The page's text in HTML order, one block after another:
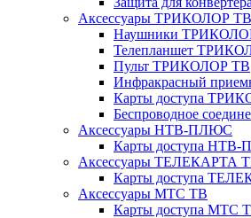
Аксессуары ТРИКОЛОР ТВ
Наушники
Телепланшет
Пульт ТРИКОЛОР ТВ
Инфракрасный
Карты доступа
Беспроводное
Аксессуары НТВ-ПЛЮС
Карты доступа
Аксессуары ТЕЛЕКАРТА
Карты доступа
Аксессуары МТС ТВ
Карты доступа МТС